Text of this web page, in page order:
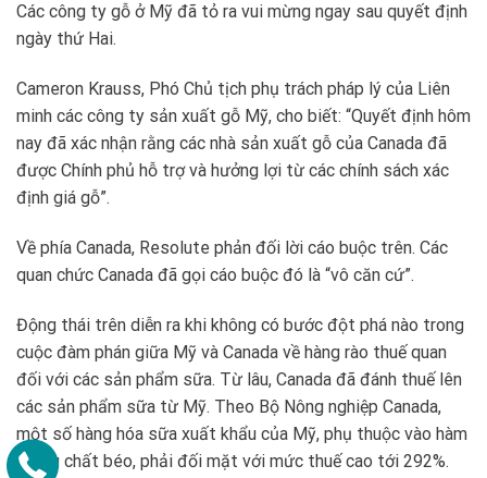
Các công ty gỗ ở Mỹ đã tỏ ra vui mừng ngay sau quyết định
ngày thứ Hai.
Cameron Krauss, Phó Chủ tịch phụ trách pháp lý của Liên
minh các công ty sản xuất gỗ Mỹ, cho biết: “Quyết định hôm
nay đã xác nhận rằng các nhà sản xuất gỗ của Canada đã
được Chính phủ hỗ trợ và hưởng lợi từ các chính sách xác
định giá gỗ”.
Về phía Canada, Resolute phản đối lời cáo buộc trên. Các
quan chức Canada đã gọi cáo buộc đó là “vô căn cứ”.
Động thái trên diễn ra khi không có bước đột phá nào trong
cuộc đàm phán giữa Mỹ và Canada về hàng rào thuế quan
đối với các sản phẩm sữa. Từ lâu, Canada đã đánh thuế lên
các sản phẩm sữa từ Mỹ. Theo Bộ Nông nghiệp Canada,
một số hàng hóa sữa xuất khẩu của Mỹ, phụ thuộc vào hàm
lượng chất béo, phải đối mặt với mức thuế cao tới 292%.